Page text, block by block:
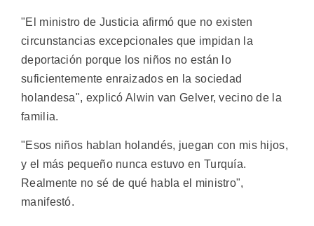
"El ministro de Justicia afirmó que no existen
circunstancias excepcionales que impidan la
deportación porque los niños no están lo
suficientemente enraizados en la sociedad
holandesa", explicó Alwin van Gelver, vecino de la
familia.
"Esos niños hablan holandés, juegan con mis hijos,
y el más pequeño nunca estuvo en Turquía.
Realmente no sé de qué habla el ministro",
manifestó.